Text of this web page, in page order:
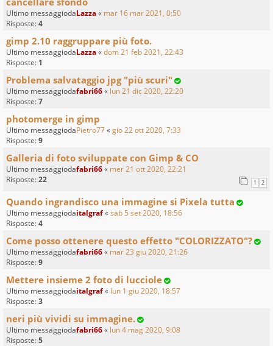
Ultimo messaggiodaLazza« mar 16 mar 2021, 0:50
Risposte:4
gimp 2.10 raggruppare più foto.
Ultimo messaggiodaLazza«dom 21 feb 2021, 22:43
Risposte: 1
Problema salvataggio jpg "più scuri"
Ultimo messaggiodafabri66« lun 21 dic 2020, 22:20
Risposte:7
photomerge in gimp
Ultimo messaggiodaPietro77«gio 22 ott 2020, 7:33
Risposte:9
Galleria di foto sviluppate con Gimp & CO
Ultimo messaggiodafabri66« mer 21 ott 2020, 22:21
Risposte:22 1 2
Quando ingrandisco una immagine si Pixela tutta
Ultimo messaggiodaitalgraf«sab 5 set 2020, 18:56
Risposte:4
Come posso ottenere questo effetto "COLORIZZATO"?
Ultimo messaggiodafabri66« mar 23 giu 2020, 21:26
Risposte:9
Mettere insieme 2 foto di lucciole
Ultimo messaggiodaitalgraf« lun 1 giu 2020, 18:57
Risposte:3
neri più vividi su immagine.
Ultimo messaggiodafabri66« lun 4 mag 2020, 9:08
Risposte:5